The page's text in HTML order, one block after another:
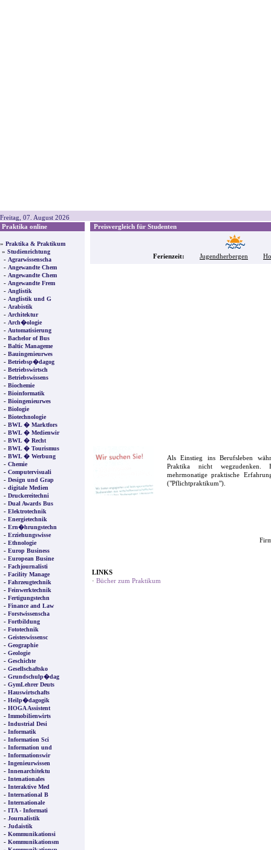
Freitag, 07. August 2026
Praktika online
» Praktika & Praktikum
» Studienrichtung
- Agrarwissenscha
- Angewandte Chem
- Angewandte Chem
- Angewandte Frem
- Anglistik
- Anglistik und G
- Arabistik
- Architektur
- Arch�ologie
- Automatisierung
- Bachelor of Bus
- Baltic Manageme
- Bauingenieurwes
- Betriebsp�dagog
- Betriebswirtsch
- Betriebswissens
- Biochemie
- Bioinformatik
- Bioingenieurwes
- Biologie
- Biotechnologie
- BWL � Marktfors
- BWL � Medienwir
- BWL � Recht
- BWL � Tourismus
- BWL � Werbung
- Chemie
- Computervisuali
- Design und Grap
- digitale Medien
- Druckereitechni
- Dual Awards Bus
- Elektrotechnik
- Energietechnik
- Ern�hrungstechn
- Erziehungswisse
- Ethnologie
- Europ Business
- European Busine
- Fachjournalisti
- Facility Manage
- Fahrzeugtechnik
- Feinwerktechnik
- Fertigungstechn
- Finance and Law
- Forstwissenscha
- Fortbildung
- Fototechnik
- Geisteswissensc
- Geographie
- Geologie
- Geschichte
- Gesellschaftsko
- Grundschulp�dag
- GymLehrer Deuts
- Hauswirtschafts
- Heilp�dagogik
- HOGA Assistent
- Immobilienwirts
- Industrial Desi
- Informatik
- Information Sci
- Information und
- Informationswir
- Ingenieurwissen
- Innenarchitektu
- Intenationales
- Interaktive Med
- International B
- Internationale
- ITA - Informati
- Journalistik
- Judaistik
- Kommunikationsi
- Kommunikationsm
Preisvergleich für Studenten
Ferienzeit: Jugendherbergen
Als Einstieg ins Berufsleben
Praktika nicht wegzudenken.
mehrmonatige praktische
("Pflichtpraktikum").
LINKS
· Bücher zum Praktikum